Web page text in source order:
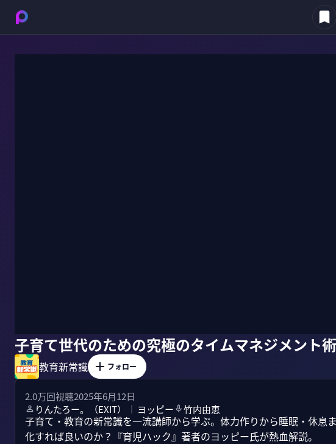
子育て世代のための究極のタイムマネジメント術
教育新常識 フォロー
2.0万回視聴2025年6月12日
りんたろー。（EXIT）
｜ ヨッピー 竹内由恵
子育て・教育の新常識を一流講師から学ぶ。体力作りから睡眠・休息
化すれば良いのか？『育児ハック』著者のヨッピー氏が熱血解説。